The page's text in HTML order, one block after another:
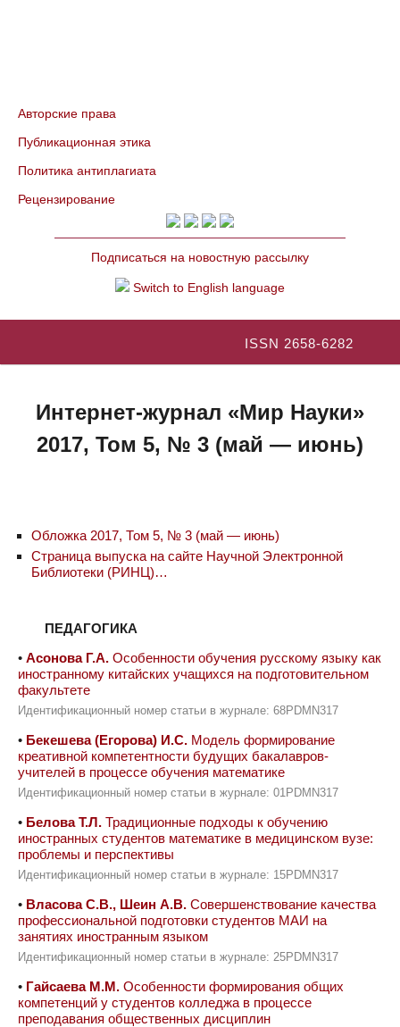
Авторские права
Публикационная этика
Политика антиплагиата
Рецензирование
Подписаться на новостную рассылку
Switch to English language
ISSN 2658-6282
Интернет-журнал «Мир Науки»
2017, Том 5, № 3 (май — июнь)
Обложка 2017, Том 5, № 3 (май — июнь)
Страница выпуска на сайте Научной Электронной
Библиотеки (РИНЦ)…
ПЕДАГОГИКА
• Асонова Г.А. Особенности обучения русскому языку как
иностранному китайских учащихся на подготовительном
факультете
Идентификационный номер статьи в журнале: 68PDMN317
• Бекешева (Егорова) И.С. Модель формирование
креативной компетентности будущих бакалавров-
учителей в процессе обучения математике
Идентификационный номер статьи в журнале: 01PDMN317
• Белова Т.Л. Традиционные подходы к обучению
иностранных студентов математике в медицинском вузе:
проблемы и перспективы
Идентификационный номер статьи в журнале: 15PDMN317
• Власова С.В., Шеин А.В. Совершенствование качества
профессиональной подготовки студентов МАИ на
занятиях иностранным языком
Идентификационный номер статьи в журнале: 25PDMN317
• Гайсаева М.М. Особенности формирования общих
компетенций у студентов колледжа в процессе
преподавания общественных дисциплин